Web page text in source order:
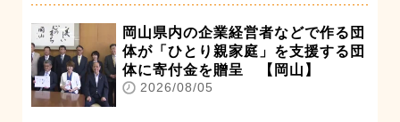
岡山県内の企業経営者などで作る団
体が「ひとり親家庭」を支援する団
体に寄付金を贈呈 【岡山】
2026/08/05